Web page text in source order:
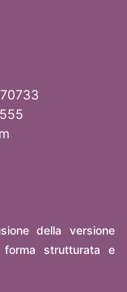
della versione
strutturata e